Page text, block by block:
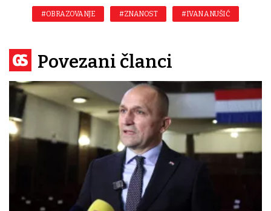
#OBRAZOVANJE #ZNANOST #IVAN ANUŠIĆ
Povezani članci